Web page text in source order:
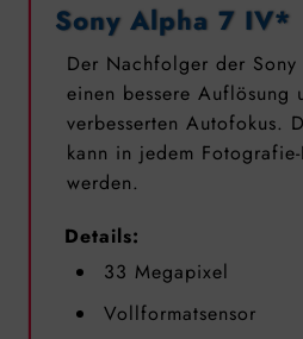
Sony Alpha 7 IV*
Der Nachfolger der
einen bessere Auflösung
verbesserten Autofokus.
kann in jedem
werden.
Details:
33 Megapixel
Vollformatsensor